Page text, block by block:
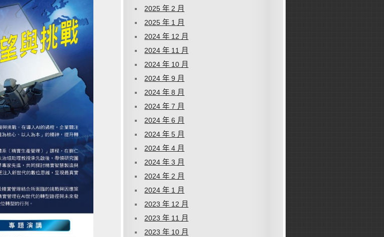
2025 年 2 月
2025 年 1 月
2024 年 12 月
2024 年 11 月
2024 年 10 月
2024 年 9 月
2024 年 8 月
2024 年 7 月
2024 年 6 月
2024 年 5 月
2024 年 4 月
2024 年 3 月
2024 年 2 月
2024 年 1 月
2023 年 12 月
2023 年 11 月
2023 年 10 月